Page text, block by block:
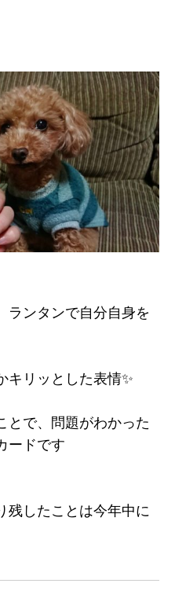
ランタンで自分自身を
キリッとした表情✨
とで、問題がわかった
ードです
残したことは今年中に